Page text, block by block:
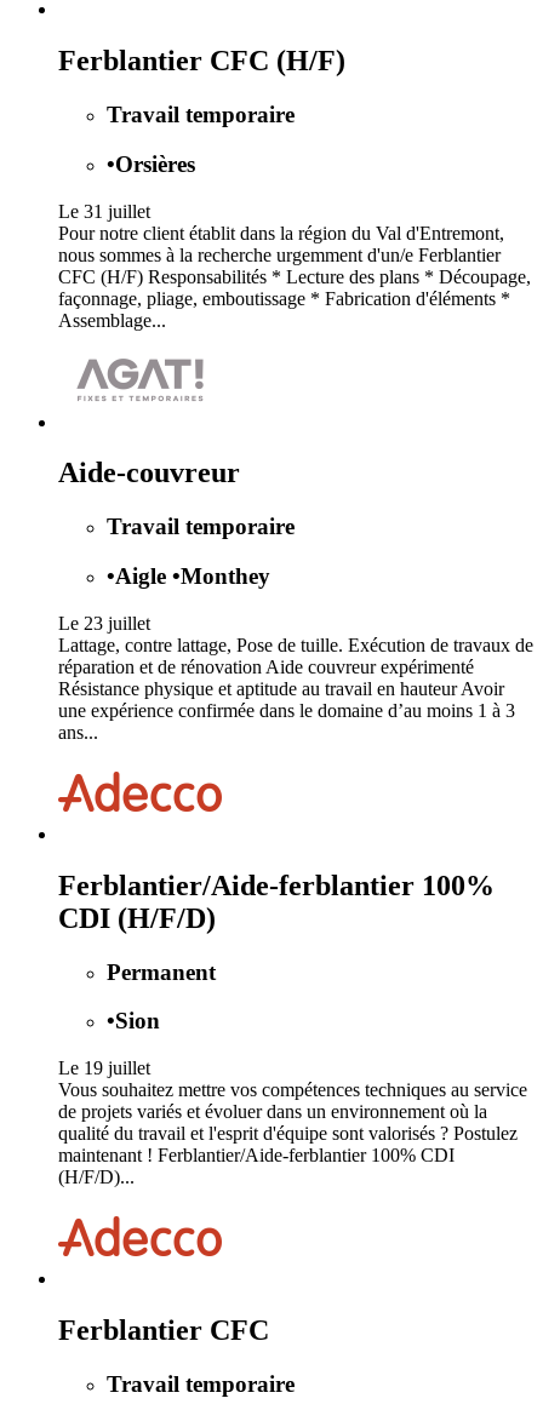
Ferblantier CFC (H/F)
Travail temporaire
•Orsières
Le 31 juillet
Pour notre client établit dans la région du Val d'Entremont,
nous sommes à la recherche urgemment d'un/e Ferblantier
CFC (H/F) Responsabilités * Lecture des plans * Découpage,
façonnage, pliage, emboutissage * Fabrication d'éléments *
Assemblage...
Aide-couvreur
Travail temporaire
•Aigle •Monthey
Le 23 juillet
Lattage, contre lattage, Pose de tuille. Exécution de travaux de
réparation et de rénovation Aide couvreur expérimenté
Résistance physique et aptitude au travail en hauteur Avoir
une expérience confirmée dans le domaine d’au moins 1 à 3
ans...
Ferblantier/Aide-ferblantier 100%
CDI (H/F/D)
Permanent
•Sion
Le 19 juillet
Vous souhaitez mettre vos compétences techniques au service
de projets variés et évoluer dans un environnement où la
qualité du travail et l'esprit d'équipe sont valorisés ? Postulez
maintenant ! Ferblantier/Aide-ferblantier 100% CDI
(H/F/D)...
Ferblantier CFC
Travail temporaire